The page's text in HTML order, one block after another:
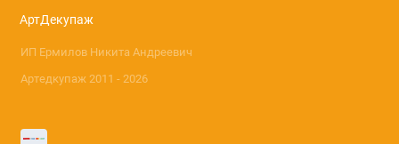
АртДекупаж
ИП Ермилов Никита Андреевич
Артедкупаж 2011 - 2026